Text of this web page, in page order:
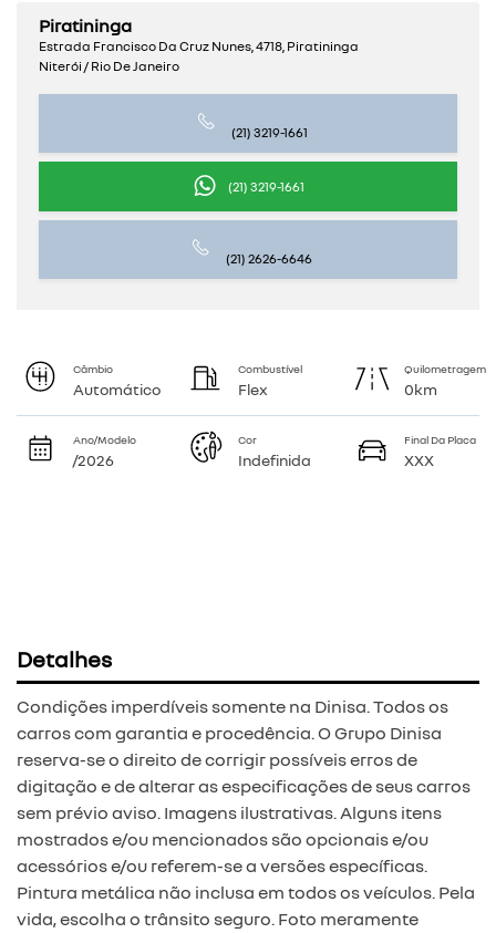
Piratininga
Estrada Francisco Da Cruz Nunes, 4718, Piratininga
Niterói / Rio De Janeiro
(21) 3219-1661
(21) 3219-1661
(21) 2626-6646
Câmbio
Automático
Combustível
Flex
Quilometragem
0km
Ano/Modelo
/2026
Cor
Indefinida
Final Da Placa
XXX
Detalhes
Condições imperdíveis somente na Dinisa. Todos os
carros com garantia e procedência. O Grupo Dinisa
reserva-se o direito de corrigir possíveis erros de
digitação e de alterar as especificações de seus carros
sem prévio aviso. Imagens ilustrativas. Alguns itens
mostrados e/ou mencionados são opcionais e/ou
acessórios e/ou referem-se a versões específicas.
Pintura metálica não inclusa em todos os veículos. Pela
vida, escolha o trânsito seguro. Foto meramente